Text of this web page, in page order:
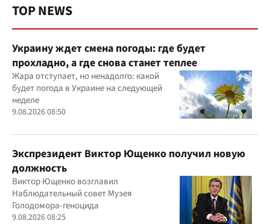
TOP NEWS
Украину ждет смена погоды: где будет
прохладно, а где снова станет теплее
Жара отступает, но ненадолго: какой
будет погода в Украине на следующей
неделе
9.08.2026 08:50
Экспрезидент Виктор Ющенко получил новую
должность
Виктор Ющенко возглавил
Наблюдательный совет Музея
Голодомора-геноцида
9.08.2026 08:25